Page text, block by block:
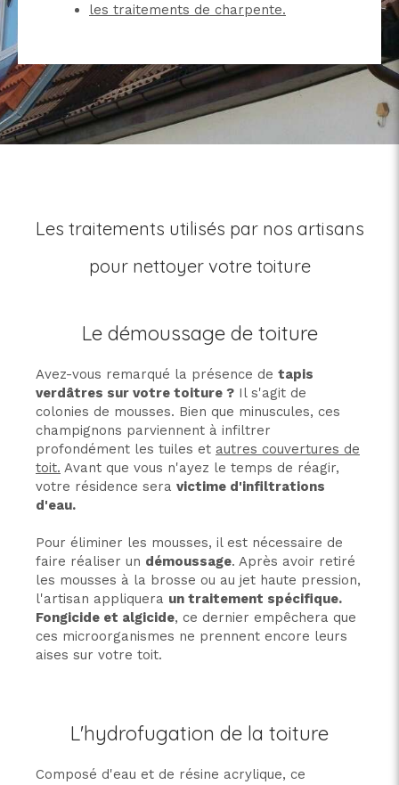
les traitements de charpente.
Les traitements utilisés par nos artisans
pour nettoyer votre toiture
Le démoussage de toiture
Avez-vous remarqué la présence de tapis
verdâtres sur votre toiture ? Il s'agit de
colonies de mousses. Bien que minuscules, ces
champignons parviennent à infiltrer
profondément les tuiles et autres couvertures de
toit. Avant que vous n'ayez le temps de réagir,
votre résidence sera victime d'infiltrations
d'eau.
Pour éliminer les mousses, il est nécessaire de
faire réaliser un démoussage. Après avoir retiré
les mousses à la brosse ou au jet haute pression,
l'artisan appliquera un traitement spécifique.
Fongicide et algicide, ce dernier empêchera que
ces microorganismes ne prennent encore leurs
aises sur votre toit.
L'hydrofugation de la toiture
Composé d'eau et de résine acrylique, ce